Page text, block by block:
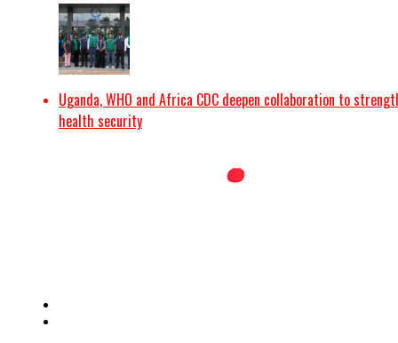
Uganda, WHO and Africa CDC deepen collaboration to
health security